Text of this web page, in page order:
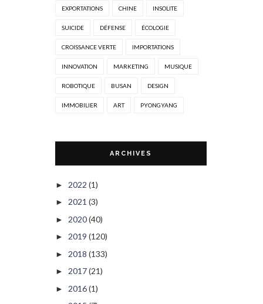
EXPORTATIONS CHINE INSOLITE
SUICIDE DÉFENSE ÉCOLOGIE
CROISSANCE VERTE IMPORTATIONS
INNOVATION MARKETING MUSIQUE
ROBOTIQUE BUSAN DESIGN
IMMOBILIER ART PYONGYANG
ARCHIVES
► 2022 (1)
► 2021 (3)
► 2020(40)
► 2019 (120)
► 2018 (133)
► 2017(21)
► 2016(1)